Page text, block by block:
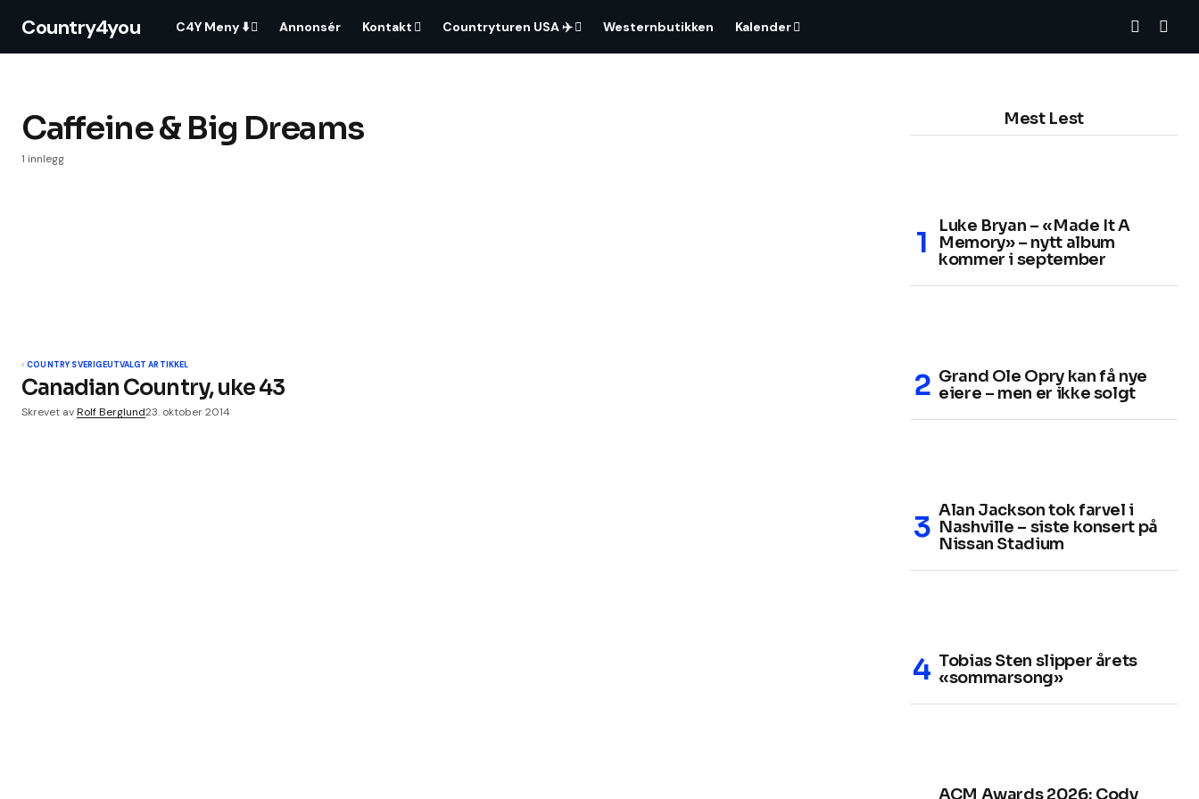
Country4you C4Y Meny ⬇️ Annonsér Kontakt Countryturen USA ✈️ Westernbutikken Kalender
Caffeine & Big Dreams
1 innlegg
COUNTRY SVERIGEUTVALGT ARTIKKEL
Canadian Country, uke 43
Skrevet avRolf Berglund23. oktober 2014
Mest Lest
Luke Bryan – «Made It A
Memory» – nytt album
kommer i september
Grand Ole Opry kan få nye
eiere – men er ikke solgt
Alan Jackson tok farvel i
Nashville – siste konsert på
Nissan Stadium
Tobias Sten slipper årets
«sommarsong»
ACM Awards 2026: Cody